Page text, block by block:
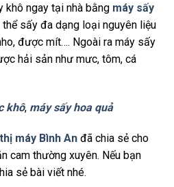
khô ngay tại nhà bằng máy sấy
sấy đa dạng loại nguyên liệu
được mít…. Ngoài ra máy sấy
hải sản như mưc, tôm, cá
khô, máy sấy hoa quả
máy Bình An đã chia sẻ cho
cam thường xuyên. Nếu bạn
sẻ bài viết nhé.